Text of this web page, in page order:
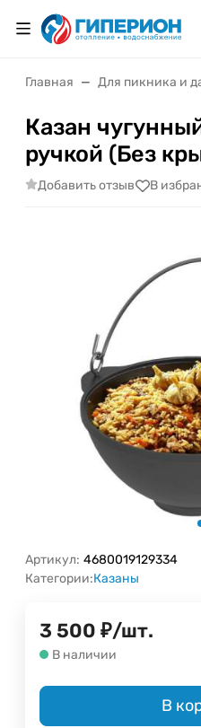
Главная Для пикника и
Казан
ручкой (Без
Добавить отзыв В
Артикул: 4680019129334
Категории:Казаны
3 500 ₽/шт.
В наличии
В